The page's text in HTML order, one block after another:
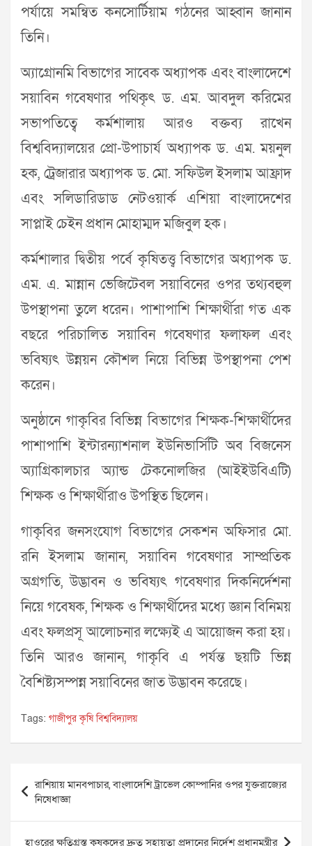
পর্যায়ে সমন্বিত কনসোর্টিয়াম গঠনের আহ্বান জানান
তিনি।
অ্যাগ্রোনমি বিভাগের সাবেক অধ্যাপক এবং বাংলাদেশে
সয়াবিন গবেষণার পথিকৃৎ ড. এম. আবদুল করিমের
সভাপতিত্বে কর্মশালায় আরও বক্তব্য রাখেন
বিশ্ববিদ্যালয়ের প্রো-উপাচার্য অধ্যাপক ড. এম. ময়নুল
হক, ট্রেজারার অধ্যাপক ড. মো. সফিউল ইসলাম আফ্রাদ
এবং সলিডারিডাড নেটওয়ার্ক এশিয়া বাংলাদেশের
সাপ্লাই চেইন প্রধান মোহাম্মদ মজিবুল হক।
কর্মশালার দ্বিতীয় পর্বে কৃষিতত্ত্ব বিভাগের অধ্যাপক ড.
এম. এ. মান্নান ভেজিটেবল সয়াবিনের ওপর তথ্যবহুল
উপস্থাপনা তুলে ধরেন। পাশাপাশি শিক্ষার্থীরা গত এক
বছরে পরিচালিত সয়াবিন গবেষণার ফলাফল এবং
ভবিষ্যৎ উন্নয়ন কৌশল নিয়ে বিভিন্ন উপস্থাপনা পেশ
করেন।
অনুষ্ঠানে গাকৃবির বিভিন্ন বিভাগের শিক্ষক-শিক্ষার্থীদের
পাশাপাশি ইন্টারন্যাশনাল ইউনিভার্সিটি অব বিজনেস
অ্যাগ্রিকালচার অ্যান্ড টেকনোলজির (আইইউবিএটি)
শিক্ষক ও শিক্ষার্থীরাও উপস্থিত ছিলেন।
গাকৃবির জনসংযোগ বিভাগের সেকশন অফিসার মো.
রনি ইসলাম জানান, সয়াবিন গবেষণার সাম্প্রতিক
অগ্রগতি, উদ্ভাবন ও ভবিষ্যৎ গবেষণার দিকনির্দেশনা
নিয়ে গবেষক, শিক্ষক ও শিক্ষার্থীদের মধ্যে জ্ঞান বিনিময়
এবং ফলপ্রসূ আলোচনার লক্ষ্যেই এ আয়োজন করা হয়।
তিনি আরও জানান, গাকৃবি এ পর্যন্ত ছয়টি ভিন্ন
বৈশিষ্ট্যসম্পন্ন সয়াবিনের জাত উদ্ভাবন করেছে।
Tags: গাজীপুর কৃষি বিশ্ববিদ্যালয়
Post
navigation
রাশিয়ায় মানবপাচার, বাংলাদেশি ট্রাভেল কোম্পানির ওপর যুক্তরাজ্যের
নিষেধাজ্ঞা
হাওরের ক্ষতিগ্রস্ত কৃষকদের দ্রুত সহায়তা প্রদানের নির্দেশ প্রধানমন্ত্রীর